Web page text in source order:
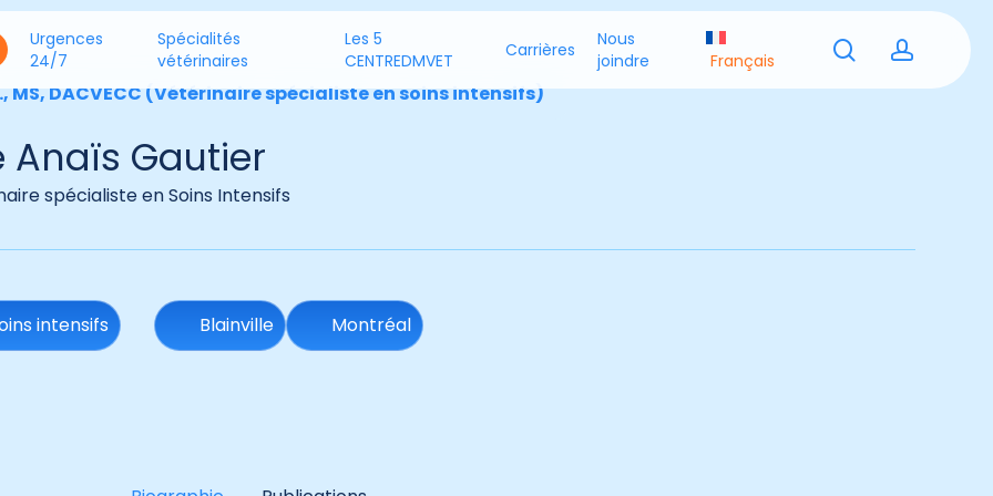
Urgences
24/7
Spécialités
vétérinaires
Les 5
CENTREDMVET
Carrières
Nous
joindre
Français search
MS, DACVECC (Vétérinaire spécialiste en soins intensifs)
Anaïs Gautier
spécialiste en Soins Intensifs
intensifs Blainville Montréal